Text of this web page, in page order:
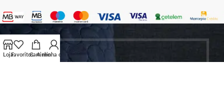
LojaFavoritosCarrinho
A minha conta